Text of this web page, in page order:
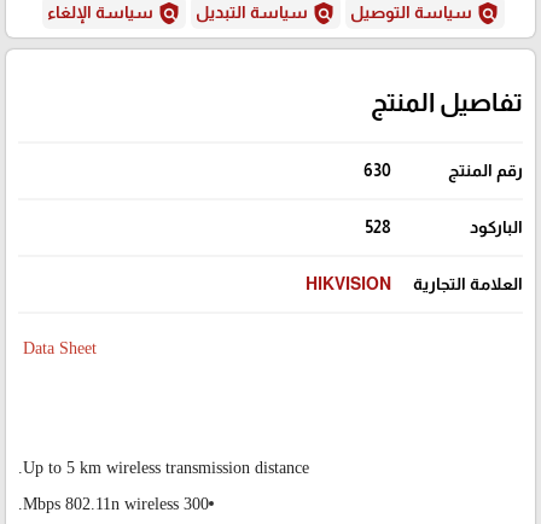
policy سياسة التوصيل policy سياسة التبديل policy سياسة الإلغاء
تفاصيل المنتج
رقم المنتج 630
الباركود 528
العلامة التجارية HIKVISION
Data Sheet
Up to 5 km wireless transmission distance.
300 Mbps 802.11n wireless.